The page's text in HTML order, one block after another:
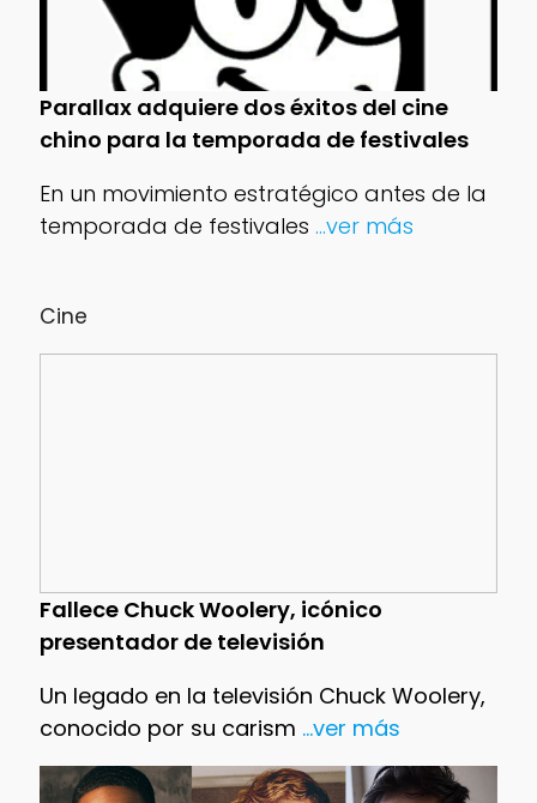
Cine
Fallece Chuck Woolery, icónico
presentador de televisión
Un legado en la televisión Chuck Woolery,
conocido por su carism ...ver más
Parallax adquiere dos éxitos del cine
chino para la temporada de festivales
En un movimiento estratégico antes de la
temporada de festivales ...ver más